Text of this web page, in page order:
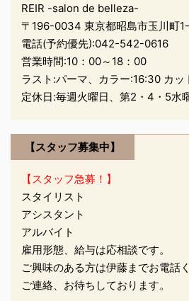
願い致しますm(__)m さ
て、今回コケ玉ダルマち
ゃんの販売をお店で始め
させて頂きました(*^^)
一つ一つハンドメイドの
作品となっております お
ゼント等にいかがでしょ
うか❓ コロンとしていて
可愛いですよ お顔も ...
REIR -salon de belleza-
〒196-0034 東京都昭島市玉川町
電話(予約優先):042-542-0616
営業時間:10：00～18：00
ラスト:パーマ、カラー:16:30 カッ
定休日:毎週火曜日、第2・4・5水
【スタッフ募集中】
【スタッフ急募！】
スタイリスト
アシスタント
アルバイト
雇用形態、給与は応相談です。
ご興味のある方は伊藤までお電話
ご連絡、お待ちしております。